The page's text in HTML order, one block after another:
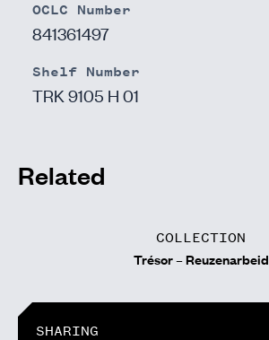
OCLC Number
841361497
Shelf Number
TRK 9105 H 01
Related
COLLECTION
Trésor – Reuzenarbeid
SHARING